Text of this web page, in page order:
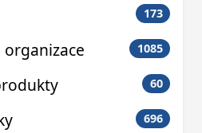
173
1085
60
696